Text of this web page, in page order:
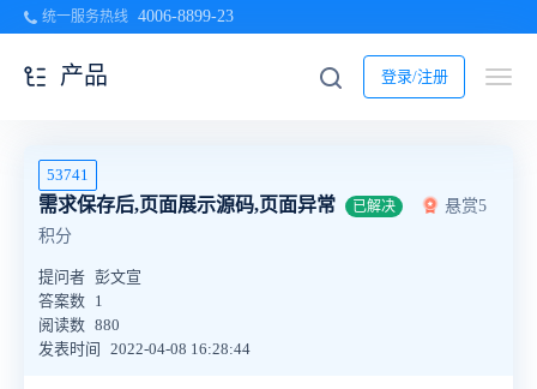
统一服务热线 4006-8899-23
登录/注册
产品
53741
需求保存后,页面展示源码,页面异常 已解决
悬赏5
积分
提问者 彭文宣
答案数 1
阅读数 880
发表时间
2022-04-08 16:28:44